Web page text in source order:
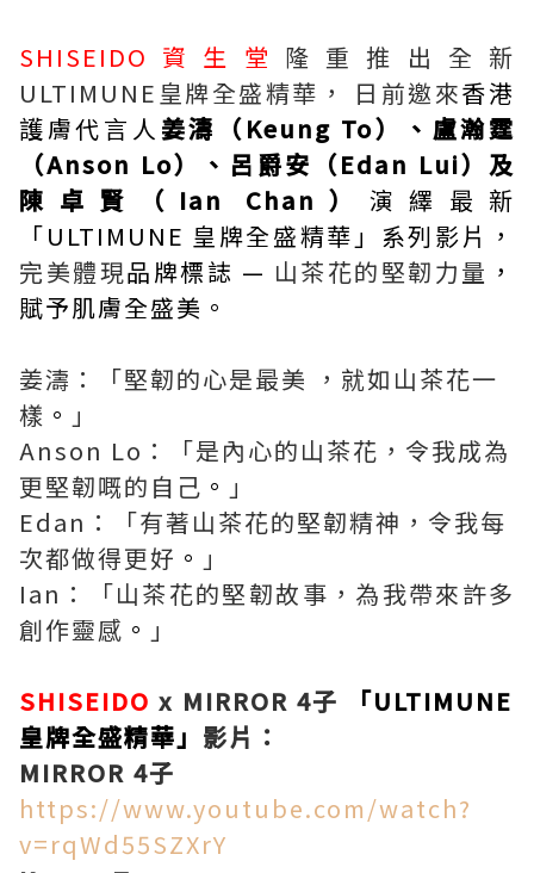
SHISEIDO資生堂 隆重推出全新
ULTIMUNE皇牌全盛精華， 日前邀來香港
護膚代言人 姜濤（Keung To）、盧瀚霆
（Anson Lo）、呂爵安（Edan Lui）及
陳卓賢（Ian Chan） 演繹最新
「ULTIMUNE 皇牌全盛精華」系列影片，
完美體現品牌標誌 — 山茶花的堅韌力量 ，
賦予肌膚全盛美。
姜濤：「堅韌的心是最美 ，就如山茶花一
樣 。 」
Anson Lo：「是內心的山茶花，令我成為
更堅韌嘅的自己 。 」
Edan：「有著山茶花的堅韌精神，令我每
次都做得更好 。 」
Ian：「山茶花的堅韌故事，為我帶來許多
創作靈感 。 」
SHISEIDO x MIRROR 4子
「ULTIMUNE
皇牌全盛精華」 影片：
MIRROR 4子
https://www.youtube.com/watch?
v=rqWd55SZXrY